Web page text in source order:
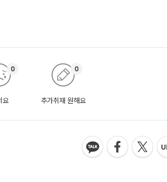
요
0
추가취재 원해요
0